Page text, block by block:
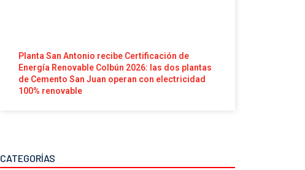
Planta San Antonio recibe Certificación de
Energía Renovable Colbún 2026: las dos plantas
de Cemento San Juan operan con electricidad
100% renovable
CATEGORÍAS